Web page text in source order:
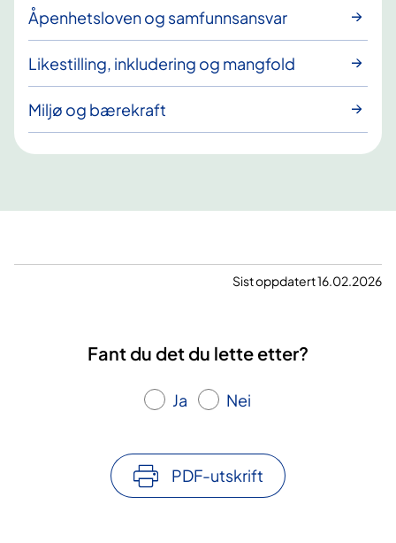
Åpenhetsloven og samfunnsansvar
Likestilling, inkludering og mangfold
Miljø og bærekraft
Sist oppdatert 16.02.2026
Fant du det du lette etter?
Ja Nei
PDF-utskrift